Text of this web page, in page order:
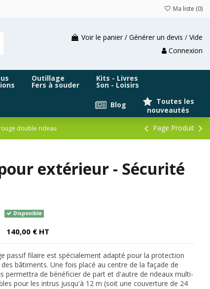
Ma liste (0)
Voir le panier / Générer un devis / Vide
Connexion
Outillage
Fers à souder
Kits - Livres
Son - Loisirs
Toutes les
nouveautés
Blog
double rideau Page Produit
extérieur - Sécurité
Disponible
140,00 € HT
passif filaire est spécialement adapté pour la protection
bâtiments. Une fois placé au centre de la façade de
permettra de bénéficier de part et d'autre de rideaux multi-
pour les intrus jusqu'à 12 m (soit une couverture de 24